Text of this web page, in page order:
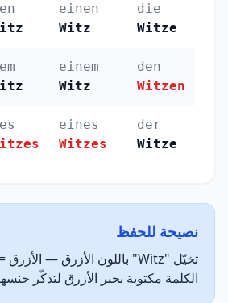
einen
Witz
die
Witze
einem
Witz
den
Witzen
eines
Witzes
der
Witze
نصيحة للحفظ
الكلمة مكتوبة بحبر الأزرق لتذكّر